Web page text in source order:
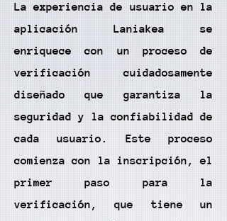
La experiencia de usuario en la
aplicación Laniakea se
enriquece con un proceso de
verificación cuidadosamente
diseñado que garantiza la
seguridad y la confiabilidad de
cada usuario. Este proceso
comienza con la inscripción, el
primer paso para la
verificación, que tiene un